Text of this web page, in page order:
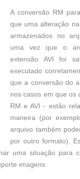
A conversão RM
que uma alteração
armazenados no
uma vez que o
extensão AVI foi
executado
que a conversão do
nos casos em que os
RM e AVI - estão
maneira (por
arquivo também
por outro formato).
uma situação para
imagens.